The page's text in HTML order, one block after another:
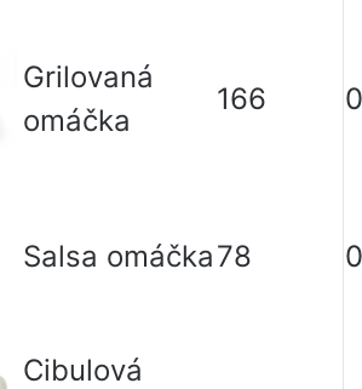
Grilovaná
omáčka
166
Salsa omáčka78
Cibulová